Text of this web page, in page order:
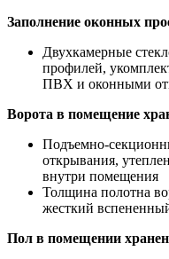
Заполнение
Двухкамерные
профилей,
ПВХ и оконными
Ворота в помещение
Подъемно-
открывания,
внутри помещения
Толщина полотна
жесткий
Пол в помещении